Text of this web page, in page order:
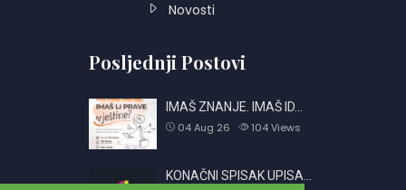
Novosti
Posljednji Postovi
IMAŠ ZNANJE. IMAŠ ID…
04 Aug 26
104Views
KONAČNI SPISAK UPISA…